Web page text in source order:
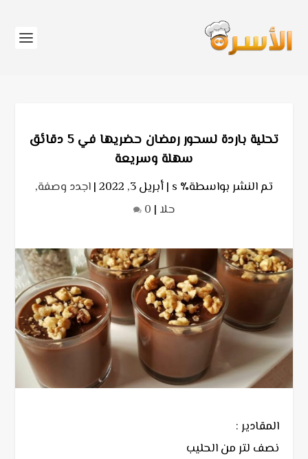
تحلية باردة لسحور رمضان حضريها في 5 دقائق
سهلة وسريعة
تم النشر بواسطة٪ s | أبريل 3, 2022 |اجدد وصفة,
حلا |
0
المقادير :
نصف لتر من الحليب